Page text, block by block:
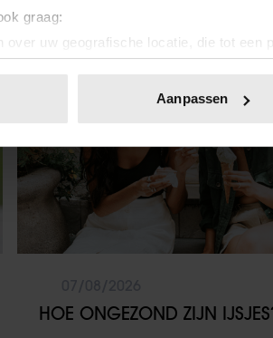
graag:
over uw geografische locatie, die tot een
door het actief te scannen op
of intrekken in de Cookieverklaring.
en advertenties te personaliseren,
Ook delen we informatie over uw
Deze partners kunnen deze gegevens
op basis van uw gebruik van hun
Aanpassen
HOE ONGEZOND ZIJN